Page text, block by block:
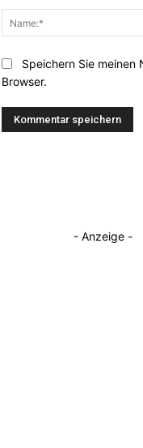
Speichern Sie meinen
Browser.
- Anzeige -